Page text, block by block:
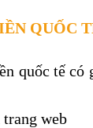
QUỐC
quốc tế
web